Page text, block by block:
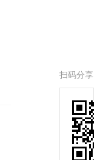
扫码分享